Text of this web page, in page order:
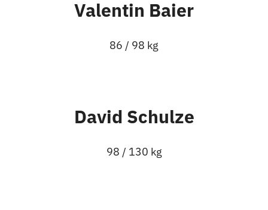
Valentin Baier
86 / 98 kg
David Schulze
98 / 130 kg